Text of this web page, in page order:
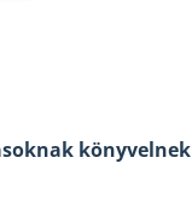
könyvelnek